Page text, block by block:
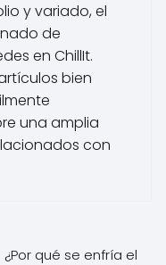
y variado, el
de
en ChillIt.
bien
una amplia
con
¿Por qué se enfría el